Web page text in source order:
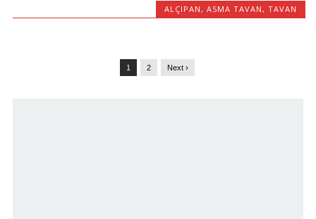
ALÇIPAN , ASMA TAVAN , TAVAN
1 2 Next ›